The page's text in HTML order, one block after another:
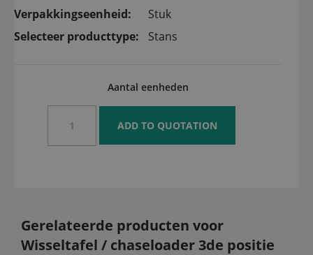
Verpakkingseenheid:
Stuk
Selecteer producttype:
Stans
Aantal eenheden
Gerelateerde producten voor
Wisseltafel / chaseloader 3de positie